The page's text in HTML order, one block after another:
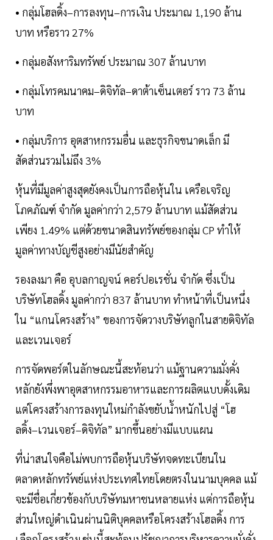
• กลุ่มโฮลดิ้ง–การลงทุน–การเงิน ประมาณ 1,190 ล้าน
บาท หรือราว 27%
• กลุ่มอสังหาริมทรัพย์ ประมาณ 307 ล้านบาท
• กลุ่มโทรคมนาคม–ดิจิทัล–ดาต้าเซ็นเตอร์ ราว 73 ล้าน
บาท
• กลุ่มบริการ อุตสาหกรรมอื่น และธุรกิจขนาดเล็ก มี
สัดส่วนรวมไม่ถึง 3%
หุ้นที่มีมูลค่าสูงสุดยังคงเป็นการถือหุ้นใน เครือเจริญ
โภคภัณฑ์ จำกัด มูลค่ากว่า 2,579 ล้านบาท แม้สัดส่วน
เพียง 1.49% แต่ด้วยขนาดสินทรัพย์ของกลุ่ม CP ทำให้
มูลค่าทางบัญชีสูงอย่างมีนัยสำคัญ
รองลงมา คือ อุบลกาญจน์ คอร์ปอเรชั่น จำกัด ซึ่งเป็น
บริษัทโฮลดิ้ง มูลค่ากว่า 837 ล้านบาท ทำหน้าที่เป็นหนึ่ง
ใน “แกนโครงสร้าง” ของการจัดวางบริษัทลูกในสายดิจิทัล
และเวนเจอร์
การจัดพอร์ตในลักษณะนี้สะท้อนว่า แม้ฐานความมั่งคั่ง
หลักยังพึ่งพาอุตสาหกรรมอาหารและการผลิตแบบดั้งเดิม
แต่โครงสร้างการลงทุนใหม่กำลังขยับน้ำหนักไปสู่ “โฮ
ลดิ้ง–เวนเจอร์–ดิจิทัล” มากขึ้นอย่างมีแบบแผน
ที่น่าสนใจคือไม่พบการถือหุ้นบริษัทจดทะเบียนใน
ตลาดหลักทรัพย์แห่งประเทศไทยโดยตรงในนามบุคคล แม้
จะมีชื่อเกี่ยวข้องกับบริษัทมหาชนหลายแห่ง แต่การถือหุ้น
ส่วนใหญ่ดำเนินผ่านนิติบุคคลหรือโครงสร้างโฮลดิ้ง การ